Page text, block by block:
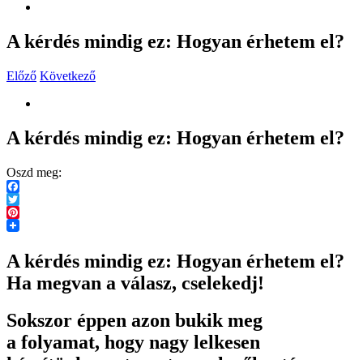
A kérdés mindig ez: Hogyan érhetem el?
Előző Következő
Image
A kérdés mindig ez: Hogyan érhetem el?
Oszd meg:
Facebook
Twitter
Pinterest
A kérdés mindig ez: Hogyan érhetem el?
Ha megvan a válasz, cselekedj!
Sokszor éppen azon bukik meg
a folyamat, hogy nagy lelkesen